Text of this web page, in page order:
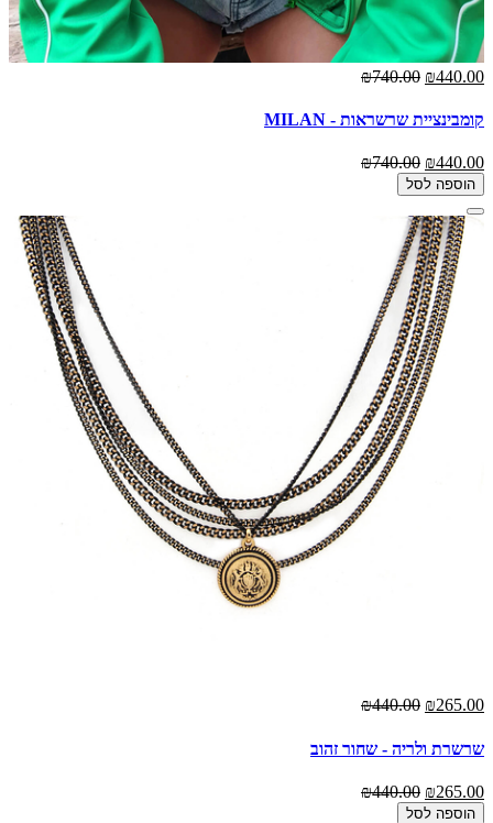
₪440.00
₪740.00
קומבינציית שרשראות - MILAN
₪440.00
₪740.00
הוספה לסל
₪265.00
₪440.00
שרשרת ולריה - שחור זהוב
₪265.00
₪440.00
הוספה לסל